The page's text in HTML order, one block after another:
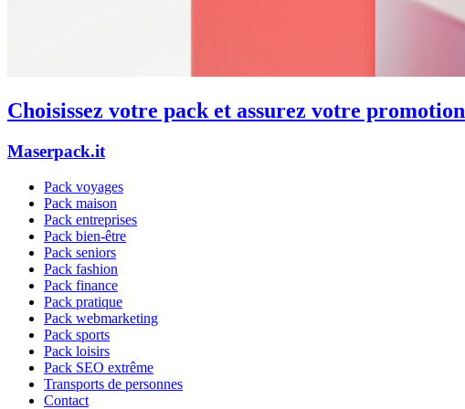
Choisissez votre pack et assurez votre promotion
Maserpack.it
Pack voyages
Pack maison
Pack entreprises
Pack bien-être
Pack seniors
Pack fashion
Pack finance
Pack pratique
Pack webmarketing
Pack sports
Pack loisirs
Pack SEO extrême
Transports de personnes
Contact